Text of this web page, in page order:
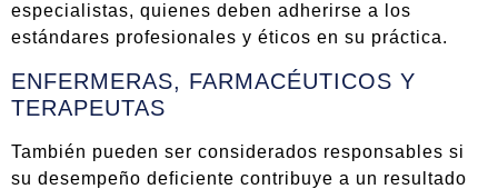
especialistas, quienes deben adherirse a los
estándares profesionales y éticos en su práctica.
ENFERMERAS, FARMACÉUTICOS Y
TERAPEUTAS
También pueden ser considerados responsables si
su desempeño deficiente contribuye a un resultado